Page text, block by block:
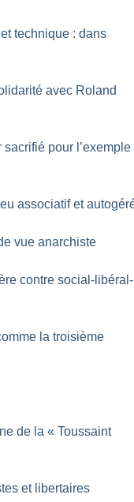
technique : dans
avec Roland
pour l’exemple
associatif et
vue anarchiste
contre social-libéral-
la troisième
de la « Toussaint
et libertaires